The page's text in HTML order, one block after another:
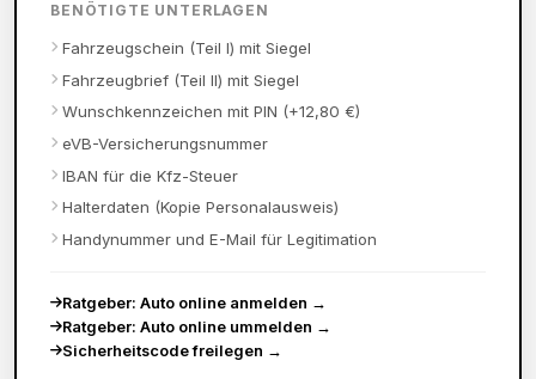
BENÖTIGTE UNTERLAGEN
Fahrzeugschein (Teil I) mit Siegel
Fahrzeugbrief (Teil II) mit Siegel
Wunschkennzeichen mit PIN (+12,80 €)
eVB-Versicherungsnummer
IBAN für die Kfz-Steuer
Halterdaten (Kopie Personalausweis)
Handynummer und E-Mail für Legitimation
Ratgeber: Auto online anmelden →
Ratgeber: Auto online ummelden →
Sicherheitscode freilegen →